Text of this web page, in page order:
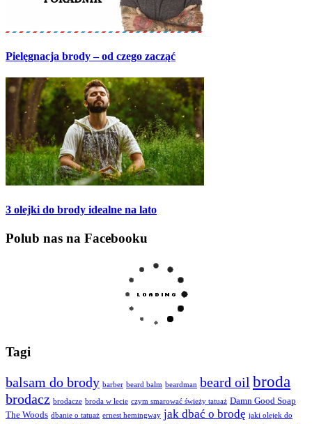
Pielęgnacja brody – od czego zacząć
3 olejki do brody idealne na lato
Polub nas na Facebooku
Tagi
balsam do brody barber beard balm beardman beard oil broda
brodacz brodacze broda w lecie czym smarować świeży tatuaż Damn Good Soap
The Woods dbanie o tatuaż ernest hemingway jak dbać o brodę jaki olejek do